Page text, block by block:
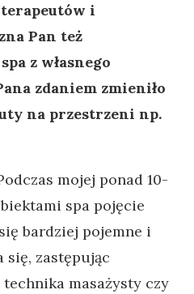
i
Pan też
z własnego
zdaniem zmieniło
na przestrzeni np.
mojej ponad 10-
spa pojęcie
bardziej pojemne i
się, zastępując
masażysty czy